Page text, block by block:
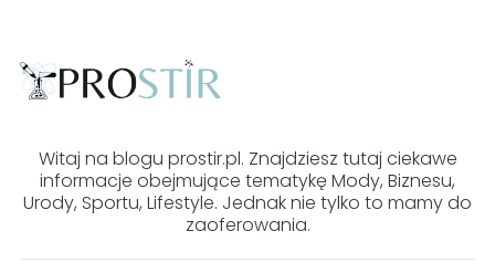
Witaj na blogu prostir.pl. Znajdziesz tutaj ciekawe
informacje obejmujące tematykę Mody, Biznesu,
Urody, Sportu, Lifestyle. Jednak nie tylko to mamy do
zaoferowania.